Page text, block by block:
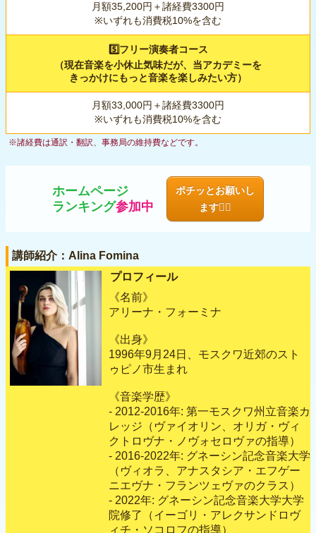
月額35,200円＋諸経費3300円
※いずれも消費税10%を含む
5️⃣フリー演奏者コース
（現在音楽を小休止気味だが、当アカデミーを
きっかけにもっと音楽を楽しみたい方）
月額33,000円＋諸経費3300円
※いずれも消費税10%を含む
※諸経費は通訳・翻訳、事務局の維持費などです。
ホームページ
ランキング参加中
ポチッとお願いし
ます🙇‍♂️
講師紹介：Alina Fomina
プロフィール
《名前》
アリーナ・フォーミナ
《出身》
1996年9月24日、モスクワ近郊のスト
ゥピノ市生まれ
《音楽学歴》
- 2012-2016年: 第一モスクワ州立音楽カ
レッジ（ヴァイオリン、オリガ・ヴィ
クトロヴナ・ノヴォセロヴァの指導）
- 2016-2022年: グネーシン記念音楽大学
（ヴィオラ、アナスタシア・エフゲー
ニエヴナ・フランツェヴァのクラス）
- 2022年: グネーシン記念音楽大学大学
院修了（イーゴリ・アレクサンドロヴ
ィチ・ソコロフの指導）